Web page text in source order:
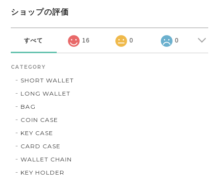
ショップの評価
すべて 16 0 0
CATEGORY
SHORT WALLET
LONG WALLET
BAG
COIN CASE
KEY CASE
CARD CASE
WALLET CHAIN
KEY HOLDER